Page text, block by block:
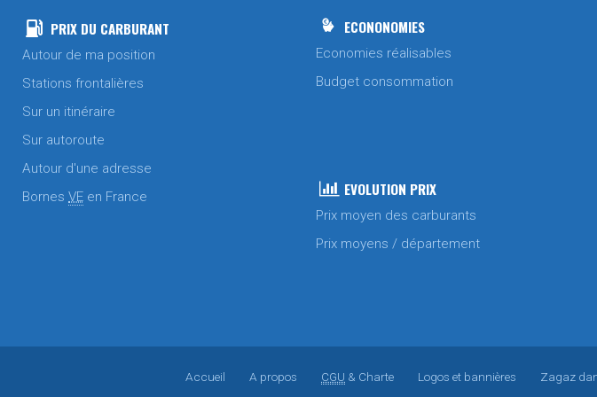
PRIX DU CARBURANT
Autour de ma position
Stations frontalières
Sur un itinéraire
Sur autoroute
Autour d'une adresse
Bornes VE en France
ECONONOMIES
Economies réalisables
Budget consommation
EVOLUTION PRIX
Prix moyen des carburants
Prix moyens / département
Accueil A propos CGU & Charte Logos et bannières Zagaz